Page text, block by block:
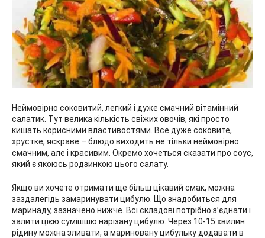
Неймовірно соковитий, легкий і дуже смачний вітамінний
салатик. Тут велика кількість свіжих овочів, які просто
кишать корисними властивостями. Все дуже соковите,
хрустке, яскраве – блюдо виходить не тільки неймовірно
смачним, але і красивим. Окремо хочеться сказати про соус,
який є якоюсь родзинкою цього салату.
Якщо ви хочете отримати ще більш цікавий смак, можна
заздалегідь замаринувати цибулю. Що знадобиться для
маринаду, зазначено нижче. Всі складові потрібно з’єднати і
залити цією сумішшю нарізану цибулю. Через 10-15 хвилин
рідину можна зливати, а мариновану цибульку додавати в